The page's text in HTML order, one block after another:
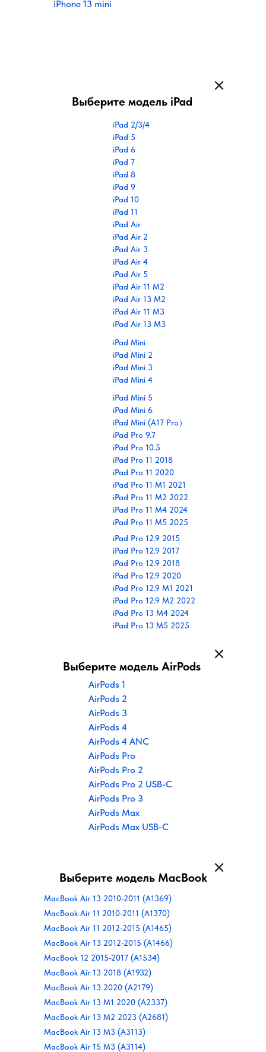
iPhone 13 mini
Выберите модель iPad
iPad 2/3/4
iPad 5
iPad 6
iPad 7
iPad 8
iPad 9
iPad 10
iPad 11
iPad Air
iPad Air 2
iPad Air 3
iPad Air 4
iPad Air 5
iPad Air 11 M2
iPad Air 13 M2
iPad Air 11 M3
iPad Air 13 M3
iPad Mini
iPad Mini 2
iPad Mini 3
iPad Mini 4
iPad Pro 12.9 2015
iPad Pro 12.9 2017
iPad Pro 12.9 2018
iPad Pro 12.9 2020
iPad Pro 12.9 M1 2021
iPad Pro 12.9 M2 2022
iPad Pro 13 M4 2024
iPad Pro 13 M5 2025
iPad Mini 5
iPad Mini 6
iPad Mini (A17 Pro）
iPad Pro 9.7
iPad Pro 10.5
iPad Pro 11 2018
iPad Pro 11 2020
iPad Pro 11 M1 2021
iPad Pro 11 M2 2022
iPad Pro 11 M4 2024
iPad Pro 11 M5 2025
Выберите модель AirPods
AirPods 1
AirPods 2
AirPods 3
AirPods 4
AirPods 4 ANC
AirPods Pro
AirPods Pro 2
AirPods Pro 2 USB-C
AirPods Pro 3
AirPods Max
AirPods Max USB-C
Выберите модель MacBook
MacBook Air 13 2010-2011 (A1369)
MacBook Air 11 2010-2011 (A1370)
MacBook Air 11 2012-2015 (A1465)
MacBook Air 13 2012-2015 (A1466)
MacBook Air 13 2018 (A1932)
MacBook Air 13 2020 (A2179)
MacBook Air 13 M1 2020 (A2337)
MacBook Air 13 M2 2023 (A2681)
MacBook Air 13 M3 (A3113)
MacBook Air 15 M3 (A3114)
MacBook 12 2015-2017 (A1534)